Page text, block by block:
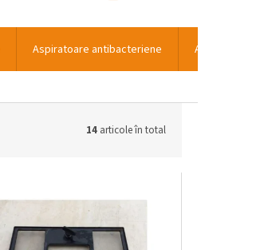
CUMPĂRĂTURI
Aspiratoare antibacteriene Aspiratoare
14 articole în total